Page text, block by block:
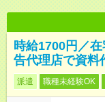
時給1700円／
告代理店で資料
派遣 職種未経験OK